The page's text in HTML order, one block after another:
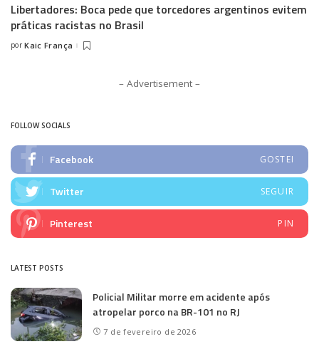
Libertadores: Boca pede que torcedores argentinos evitem
práticas racistas no Brasil
Posted
por Kaic França
– Advertisement –
FOLLOW SOCIALS
Facebook GOSTEI
Twitter SEGUIR
Pinterest PIN
LATEST POSTS
Policial Militar morre em acidente após
atropelar porco na BR-101 no RJ
7 de fevereiro de 2026